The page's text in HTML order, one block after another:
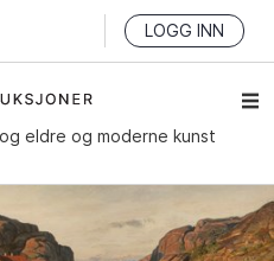
LOGG INN
eldre og moderne kunst